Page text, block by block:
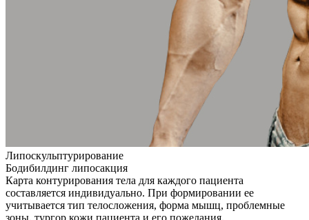
Липоскульптурирование
Бодибилдинг липосакция
Карта контурирования тела для каждого пациента
составляется индивидуально. При формировании ее
учитывается тип телосложения, форма мышц, проблемные
зоны, тургор кожи пациента и его пожелания.